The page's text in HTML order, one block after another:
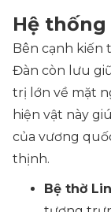
Hệ
Bên cạnh kiến
Đàn còn lưu
trị lớn về mặt
hiện vật này
của vương
thịnh.
Bệ thờ